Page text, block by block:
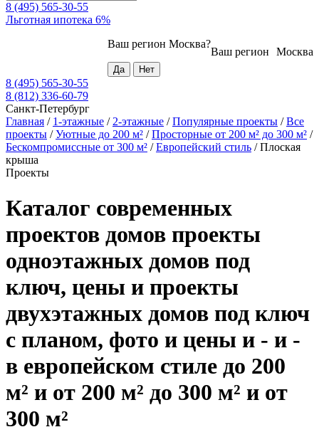
8 (495) 565-30-55
Льготная ипотека 6%
Москва
Ваш регион
Ваш регион Москва?
8 (495) 565-30-55
8 (812) 336-60-79
Санкт-Петербург
Главная / 1-этажные / 2-этажные /Популярные проекты /Все
проекты /Уютные до 200 м² /Просторные от 200 м² до 300 м² /
Бескомпромиссные от 300 м² /Европейский стиль /Плоская
крыша
Проекты
Каталог современных
проектов домов проекты
одноэтажных домов под
ключ, цены и проекты
двухэтажных домов под ключ
с планом, фото и цены и - и -
в европейском стиле до 200
м² и от 200 м² до 300 м² и от
300 м²